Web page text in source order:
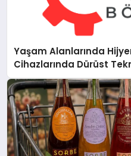
Yaşam Alanlarında
Cihazlarında Dürüst